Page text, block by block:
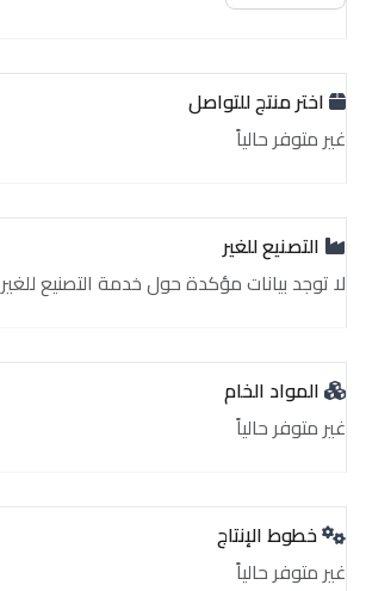
اختر منتج للتواصل
غير متوفر حالياً
التصنيع للغير
لا توجد بيانات مؤكدة حول خدمة التصنيع للغير
المواد الخام
غير متوفر حالياً
خطوط الإنتاج
غير متوفر حالياً